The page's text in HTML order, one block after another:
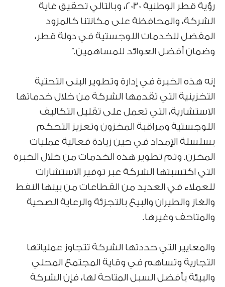
رؤية قطر الوطنية 2030، وبالتالي تحقيق غاية
الشركة، والمحافظة على مكانتنا كالمزود
المفضل للخدمات اللوجستية في دولة قطر،
وضمان أفضل العوائد للمساهمين.”
إنه هذه الخبرة في إدارة وتطوير البنى التحتية
التخزينية التي تقدمها الشركة من خلال خدماتها
الاستشارية، التي تعمل على تقليل التكاليف
اللوجستية ومراقبة المخزون وتعزيز التحكم
بسلسلة الإمداد في حين زيادة فعالية عمليات
المخزن. وتم تطوير هذه الخدمات من خلال الخبرة
التي اكتسبتها الشركة عبر توفير الاستشارات
للعملاء في العديد من القطاعات من بينها النفط
والغاز والطيران والبيع بالتجزئة والرعاية الصحية
والمتاحف وغيرها.
والمعايير التي حددتها الشركة تتجاوز عملياتها
التجارية وتساهم في وقاية المجتمع المحلي
والبيئة بأفضل السبل المتاحة لها، فإن الشركة